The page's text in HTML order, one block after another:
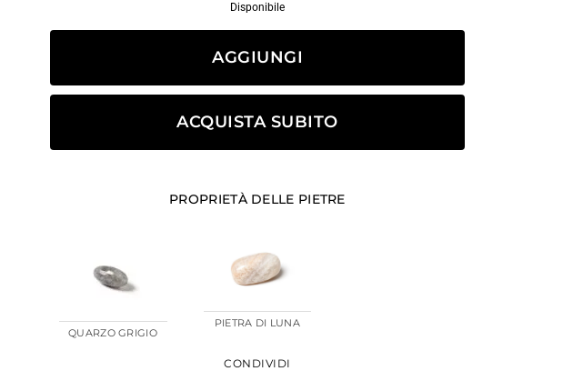
Disponibile
AGGIUNGI
ACQUISTA SUBITO
PROPRIETÀ DELLE PIETRE
QUARZO GRIGIO
PIETRA DI LUNA
CONDIVIDI